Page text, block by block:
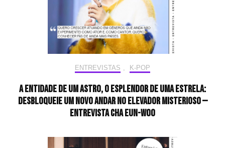
ENTREVISTAS K-POP
A entidade de um astro, o esplendor de uma estrela:
desbloqueie um novo andar no elevador misterioso —
Entrevista CHA EUN-WOO